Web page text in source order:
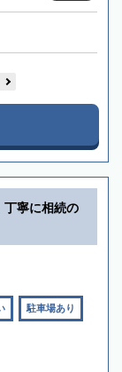
丁寧に相続の
駐車場あり